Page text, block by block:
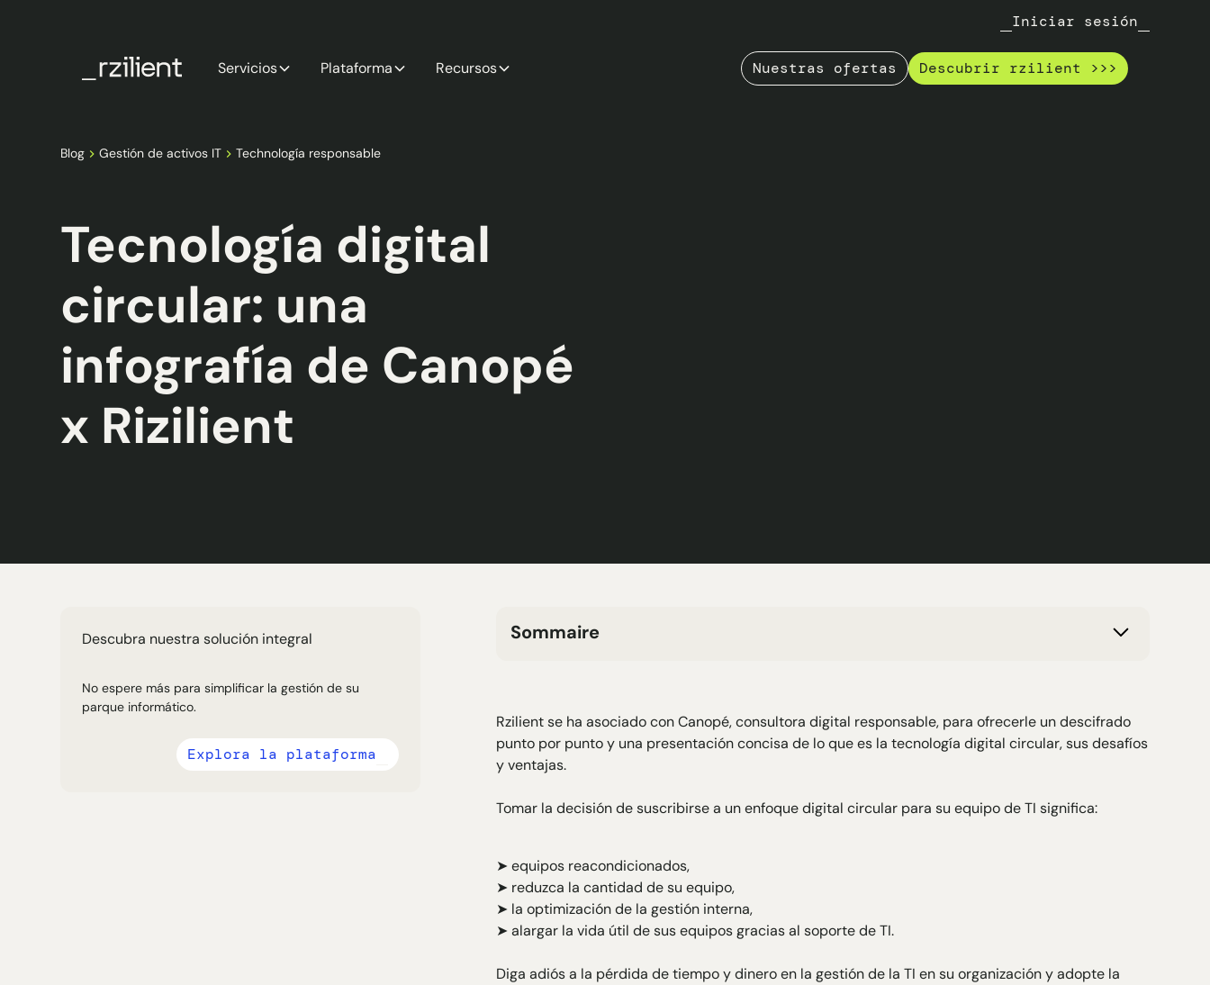
Iniciar sesión
Servicios Plataforma Recursos Nuestras ofertas Descubrir rzilient >>>
Blog Gestión de activos IT Technología responsable
Tecnología digital
circular: una
infografía de Canopé
x Rizilient
Descubra nuestra solución integral
No espere más para simplificar la gestión de su
parque informático.
Explora la plataforma
Sommaire
H4 Texte
Rzilient se ha asociado conCanopé, consultora digital responsable, para ofrecerle un descifrado
punto por punto y una presentación concisa de lo que es la tecnología digital circular, sus desafíos
y ventajas.
Tomar la decisión de suscribirse a un enfoque digital circular para su equipo de TI significa:
➤ equipos reacondicionados,
➤ reduzca la cantidad de su equipo,
➤ la optimización de la gestión interna,
➤ alargar la vida útil de sus equipos gracias al soporte de TI.
Diga adiós a la pérdida de tiempo y dinero en la gestión de la TI en su organización y adopte la